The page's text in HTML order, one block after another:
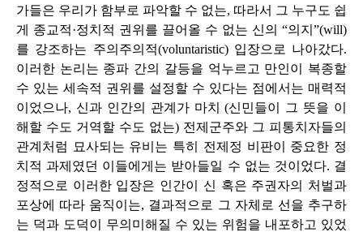
가들은 우리가 함부로 파악할 수 없는, 따라서 그 누구도 쉽
게 종교적·정치적 권위를 끌어올 수 없는 신의 “의지”(will)
를 강조하는 주의주의적(voluntaristic) 입장으로 나아갔다.
이러한 논리는 종파 간의 갈등을 억누르고 만인이 복종할
수 있는 세속적 권위를 설정할 수 있다는 점에서는 매력적
이었으나, 신과 인간의 관계가 마치 (신민들이 그 뜻을 이
해할 수도 거역할 수도 없는) 전제군주와 그 피통치자들의
관계처럼 묘사되는 유비는 특히 전제정 비판이 중요한 정
치적 과제였던 이들에게는 받아들일 수 없는 것이었다. 결
정적으로 이러한 입장은 인간이 신 혹은 주권자의 처벌과
포상에 따라 움직이는, 결과적으로 그 자체로 선을 추구하
는 덕과 도덕이 무의미해질 수 있는 위험을 내포하고 있었